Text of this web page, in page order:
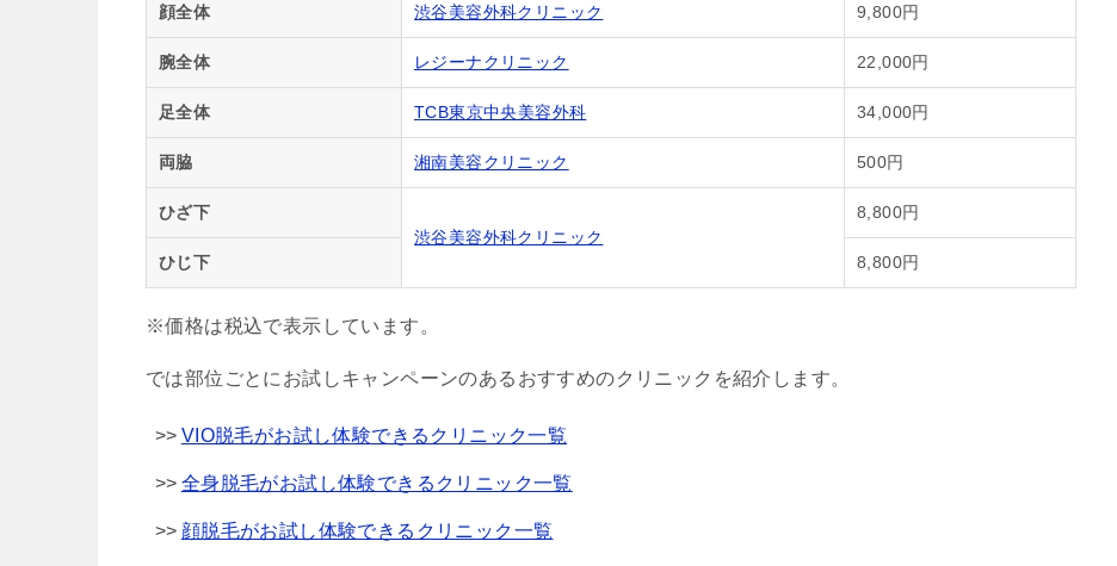
顔全体 渋谷美容外科クリニック 9,800円
腕全体 レジーナクリニック 22,000円
足全体 TCB東京中央美容外科 34,000円
両脇 湘南美容クリニック 500円
ひざ下
渋谷美容外科クリニック
8,800円
ひじ下 8,800円
※価格は税込で表示しています。
では部位ごとにお試しキャンペーンのあるおすすめのクリニックを紹介します。
VIO脱毛がお試し体験できるクリニック一覧
全身脱毛がお試し体験できるクリニック一覧
顔脱毛がお試し体験できるクリニック一覧